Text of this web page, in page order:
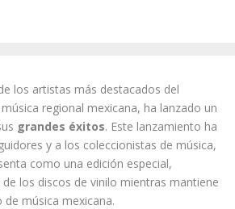
los artistas más destacados del
regional mexicana, ha lanzado un
grandes éxitos. Este lanzamiento ha
y a los coleccionistas de música,
como una edición especial,
los discos de vinilo mientras mantiene
música mexicana.